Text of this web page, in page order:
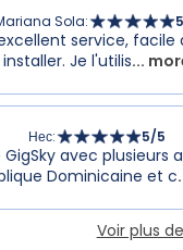
Sola: 5
service, facile
installer. Je l'utilis...
Нес: 5/5
GigSky avec plusieurs
Dominicaine et c
Voir plus